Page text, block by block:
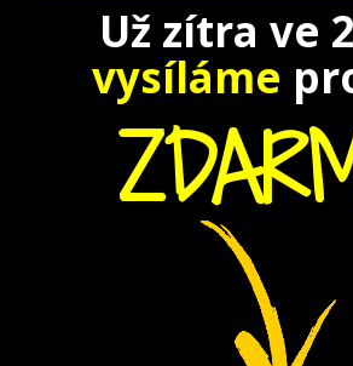
Už zítra ve
vysíláme